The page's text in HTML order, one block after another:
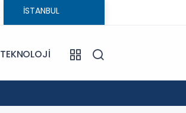
TEKNOLOJİ